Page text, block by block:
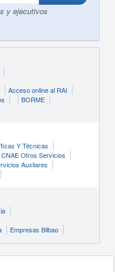
y ejecutivos
Acceso online al RAI
BORME
Y Técnicas
CNAE Otros Servicios
Auxliares
Empresas Bilbao